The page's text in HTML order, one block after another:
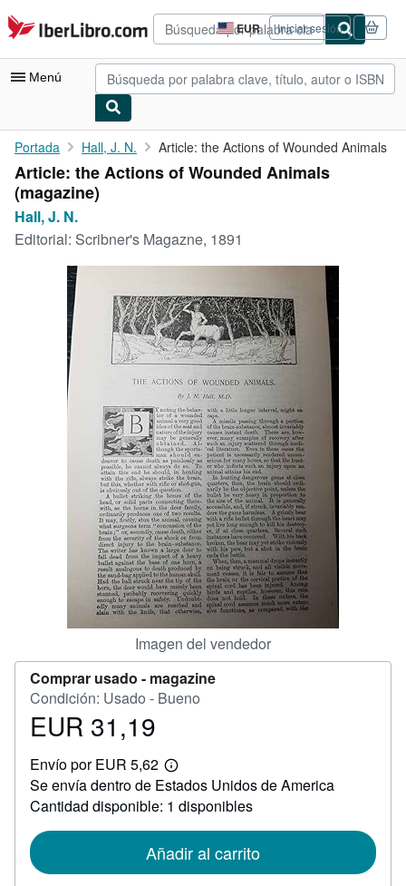
Pasar al contenido principal
IberLibro.com EUR
Preferencias
de
compra
del
Iniciar sesión
Menú
Mi cuenta
Consultar mis pedidos
Búsqueda avanzada
Colecciones
Libros antiguos
Arte y coleccionismo
Vendedores
Comenzar a vender
CERRAR
Portada Hall, J. N. Article: the Actions of Wounded Animals
Article: the Actions of Wounded Animals
(magazine)
Hall, J. N.
Editorial: Scribner's Magazne, 1891
Imagen del vendedor
Comprar usado - magazine
Condición: Usado - Bueno
Precio
31,19
EUR 31,19
Envío por EUR 5,62
Más
información
sobre
las
envío
Se envía dentro de Estados Unidos de America
Cantidad disponible: 1 disponibles
Añadir al carrito